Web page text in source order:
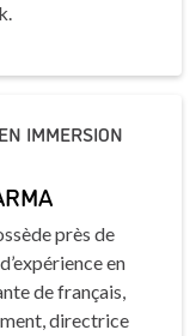
IMMERSION
près de
en
de français,
directrice